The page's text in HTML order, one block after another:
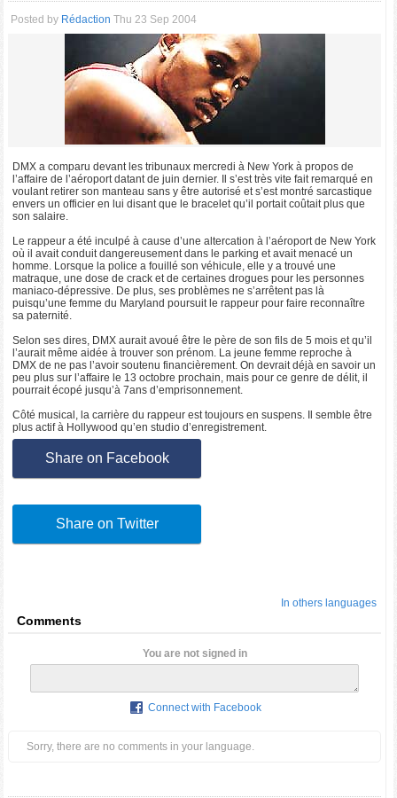
Posted by Rédaction Thu 23 Sep 2004
DMX a comparu devant les tribunaux mercredi à New York à propos de
l’affaire de l’aéroport datant de juin dernier. Il s’est très vite fait remarqué en
voulant retirer son manteau sans y être autorisé et s’est montré sarcastique
envers un officier en lui disant que le bracelet qu’il portait coûtait plus que
son salaire.
Le rappeur a été inculpé à cause d’une altercation à l’aéroport de New York
où il avait conduit dangereusement dans le parking et avait menacé un
homme. Lorsque la police a fouillé son véhicule, elle y a trouvé une
matraque, une dose de crack et de certaines drogues pour les personnes
maniaco-dépressive. De plus, ses problèmes ne s’arrêtent pas là
puisqu’une femme du Maryland poursuit le rappeur pour faire reconnaître
sa paternité.
Selon ses dires, DMX aurait avoué être le père de son fils de 5 mois et qu’il
l’aurait même aidée à trouver son prénom. La jeune femme reproche à
DMX de ne pas l’avoir soutenu financièrement. On devrait déjà en savoir un
peu plus sur l’affaire le 13 octobre prochain, mais pour ce genre de délit, il
pourrait écopé jusqu’à 7ans d’emprisonnement.
Côté musical, la carrière du rappeur est toujours en suspens. Il semble être
plus actif à Hollywood qu’en studio d’enregistrement.
Share on Facebook
Share on Twitter
In others languages
Comments
You are not signed in
Connect with Facebook
Sorry, there are no comments in your language.